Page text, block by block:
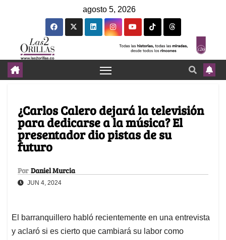
agosto 5, 2026
¿Carlos Calero dejará la televisión
para dedicarse a la música? El
presentador dio pistas de su
futuro
Por Daniel Murcia
JUN 4, 2024
El barranquillero habló recientemente en una entrevista
y aclaró si es cierto que cambiará su labor como